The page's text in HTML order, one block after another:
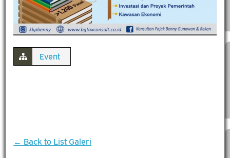
Event
← Back to List Galeri